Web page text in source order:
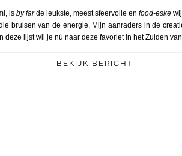
is by farde leukste, meest sfeervolle en food-eske
bruisen van de energie. Mijn aanraders in de
deze lijst wil je nú naar deze favoriet in het Zuiden
BEKIJK BERICHT